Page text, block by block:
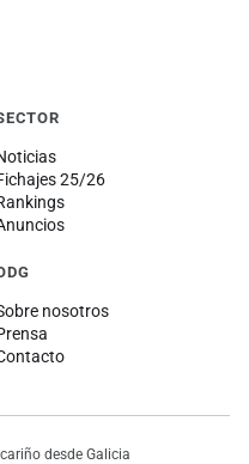
25/26
nosotros
desde Galicia